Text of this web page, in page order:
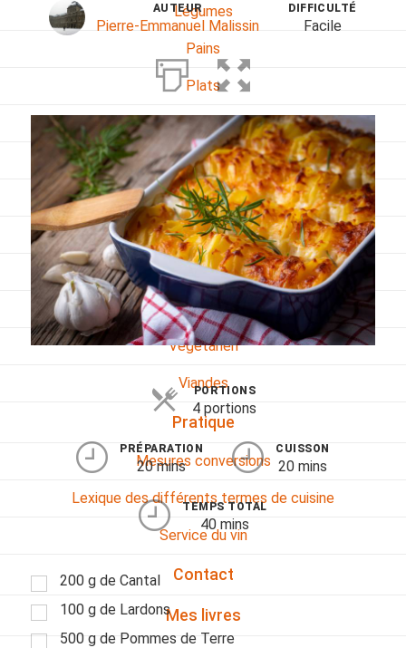
Légumes
Pains
Plats
Poissons, coquillages, crustacés
Régime
Sans gluten
Sans lactose
Sans sel
Sauces et accompagnements
Végétarien
Viandes
Pratique
Mesures conversions
Lexique des différents termes de cuisine
Service du vin
Contact
Mes livres
AUTEUR
Pierre-Emmanuel Malissin
DIFFICULTÉ
Facile
PORTIONS
4 portions
PRÉPARATION
20 mins
CUISSON
20 mins
TEMPS TOTAL
40 mins
200 g de Cantal
100 g de Lardons
500 g de Pommes de Terre